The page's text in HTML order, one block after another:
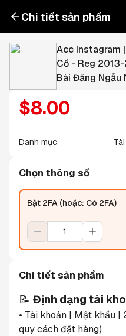
Chi tiết sản phẩm
Acc Instagram
Cổ - Reg
Bài Đăng Ngẫu
$8.00
Danh mục
Chọn thông số
Bật 2FA (hoặc: Có 2FA)
Chi tiết sản phẩm
📝 Định dạng tài
• Tài khoản | Mật khẩu |
quy cách đặt hàng)